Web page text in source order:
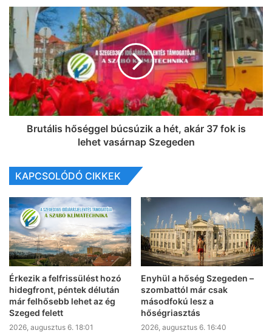
Brutális hőséggel búcsúzik a hét, akár 37 fok is
lehet vasárnap Szegeden
KAPCSOLÓDÓ CIKKEK
Érkezik a felfrissülést hozó
hidegfront, péntek délután
már felhősebb lehet az ég
Szeged felett
2026, augusztus 6. 18:01
Enyhül a hőség Szegeden –
szombattól már csak
másodfokú lesz a
hőségriasztás
2026, augusztus 6. 16:40